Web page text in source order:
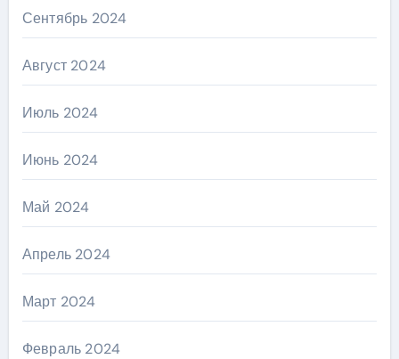
Сентябрь 2024
Август 2024
Июль 2024
Июнь 2024
Май 2024
Апрель 2024
Март 2024
Февраль 2024